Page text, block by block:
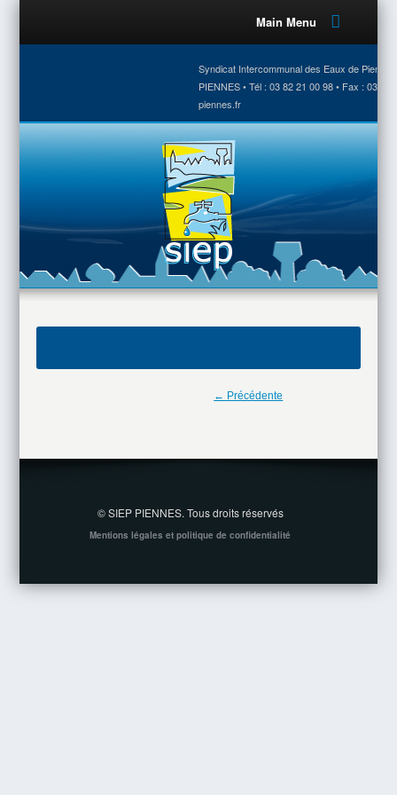
Main Menu
Syndicat Intercommunal des Eaux de
PIENNES • Tél : 03 82 21 00 98 • Fax : 03
piennes.fr
← Précédente
© SIEP PIENNES. Tous droits réservés
Mentions légales et politique de confidentialité